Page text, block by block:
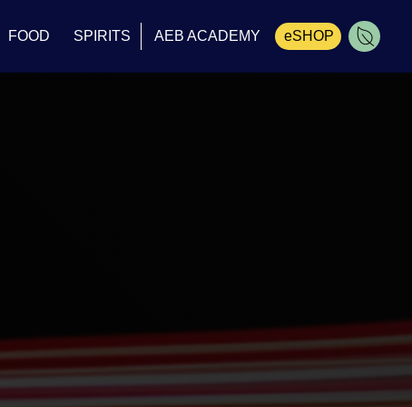
FOOD SPIRITS AEB ACADEMY eSHOP